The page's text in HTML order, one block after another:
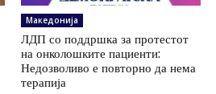
Македонија
ЛДП со поддршка за протестот
на онколошките пациенти:
Недозволиво е повторно да нема
терапија